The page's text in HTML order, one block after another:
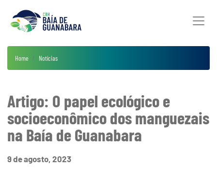
Home Notícias
Artigo: O papel ecológico e
socioeconômico dos manguezais
na Baía de Guanabara
9 de agosto, 2023